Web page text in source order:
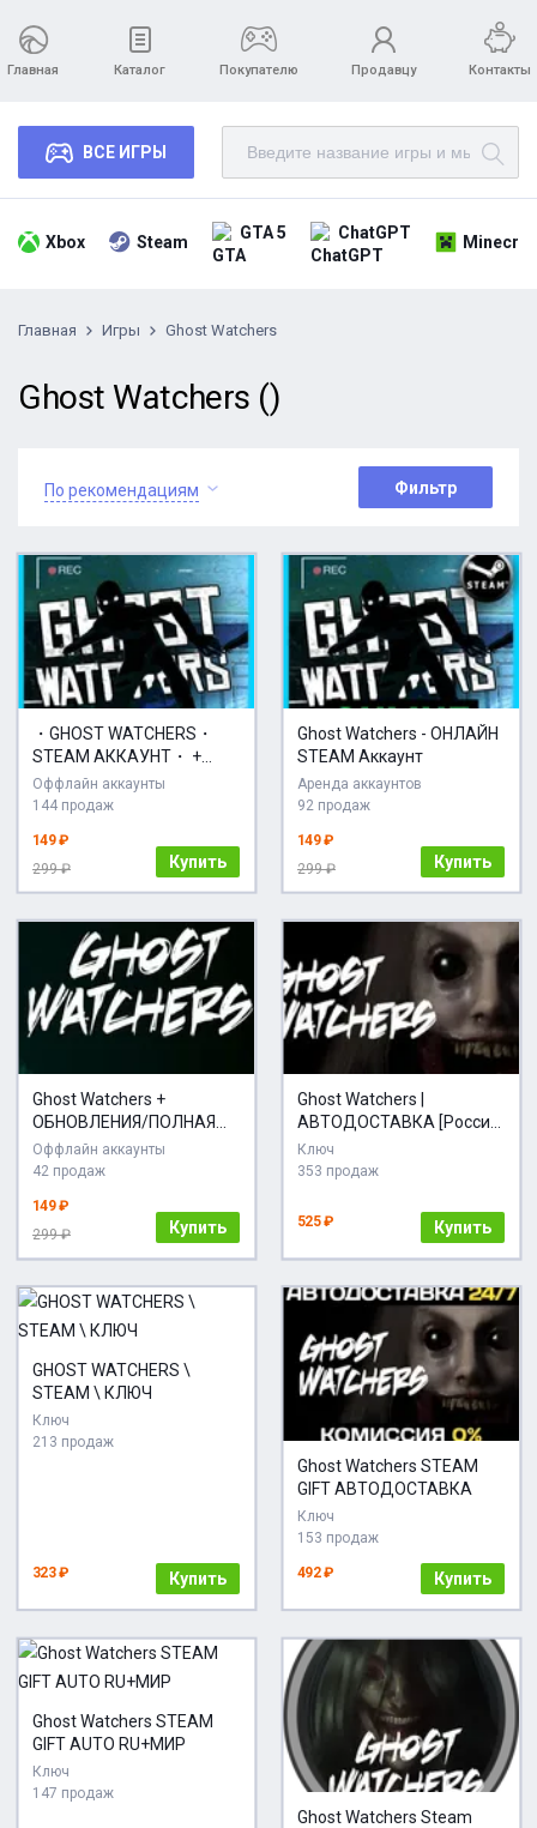
Главная Каталог Покупателю Продавцу Контакты
ВСЕ ИГРЫ
Xbox Steam GTA 5 ChatGPT
Главная Игры Ghost Watchers
Ghost Watchers ()
По рекомендациям Фильтр
・GHOST WATCHERS・
STEAM АККАУНТ・ +
ПОДАРОК + ИГРЫ
Оффлайн аккаунты
144 продаж
149 ₽
299 ₽
Купить
Ghost Watchers - ОНЛАЙН
STEAM Аккаунт
Аренда аккаунтов
92 продаж
149 ₽
299 ₽
Купить
Ghost Watchers +
ОБНОВЛЕНИЯ/ПОЛНАЯ
ИГРА / STEAM АККАУНТ
Оффлайн аккаунты
42 продаж
149 ₽
299 ₽
Купить
Ghost Watchers |
АВТОДОСТАВКА [Россия
- Steam Gift]
Ключ
353 продаж
525 ₽ Купить
GHOST WATCHERS \
STEAM \ КЛЮЧ
Ключ
213 продаж
323 ₽ Купить
Ghost Watchers STEAM
GIFT АВТОДОСТАВКА
Ключ
153 продаж
492 ₽ Купить
Ghost Watchers STEAM
GIFT AUTO RU+МИР
Ключ
147 продаж
Ghost Watchers Steam